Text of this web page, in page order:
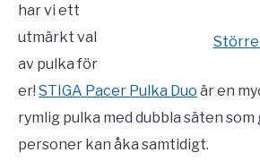
Större
har vi ett
utmärkt val
av pulka för
er! STIGA Pacer Pulka Duo är en
rymlig pulka med dubbla säten
personer kan åka samtidigt.